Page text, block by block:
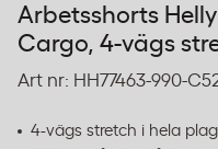
Arbetsshorts
Cargo, 4-vägs
Art nr: HH77463-990-
4-vägs stretch i hela